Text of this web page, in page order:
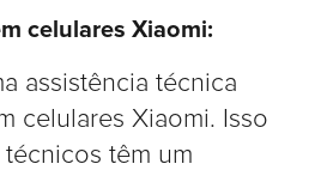
celulares Xiaomi:
assistência técnica
celulares Xiaomi. Isso
têm um